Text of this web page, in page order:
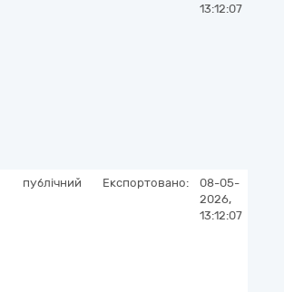
13:12:07
публічний Експортовано:
08-05-
2026,
13:12:07